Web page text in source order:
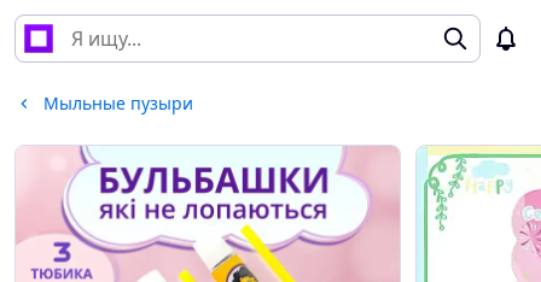
Мыльные пузыри